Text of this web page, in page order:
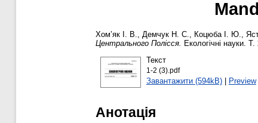
Хом’як І. В., Демчук Н. С., Коцюба І. Ю.,
Центрального Полісся. Екологічні науки.
Текст
1-2 (3).pdf
Завантажити (594kB)| Preview
Анотація